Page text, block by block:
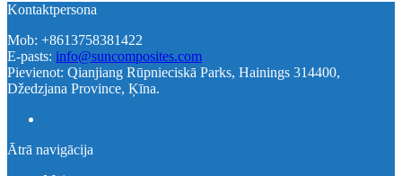
Kontaktpersona
Mob: +8613758381422
E-pasts: info@suncomposites.com
Pievienot: Qianjiang Rūpnieciskā Parks, Hainings 314400,
Džedzjana Province, Ķīna.
Ātrā navigācija